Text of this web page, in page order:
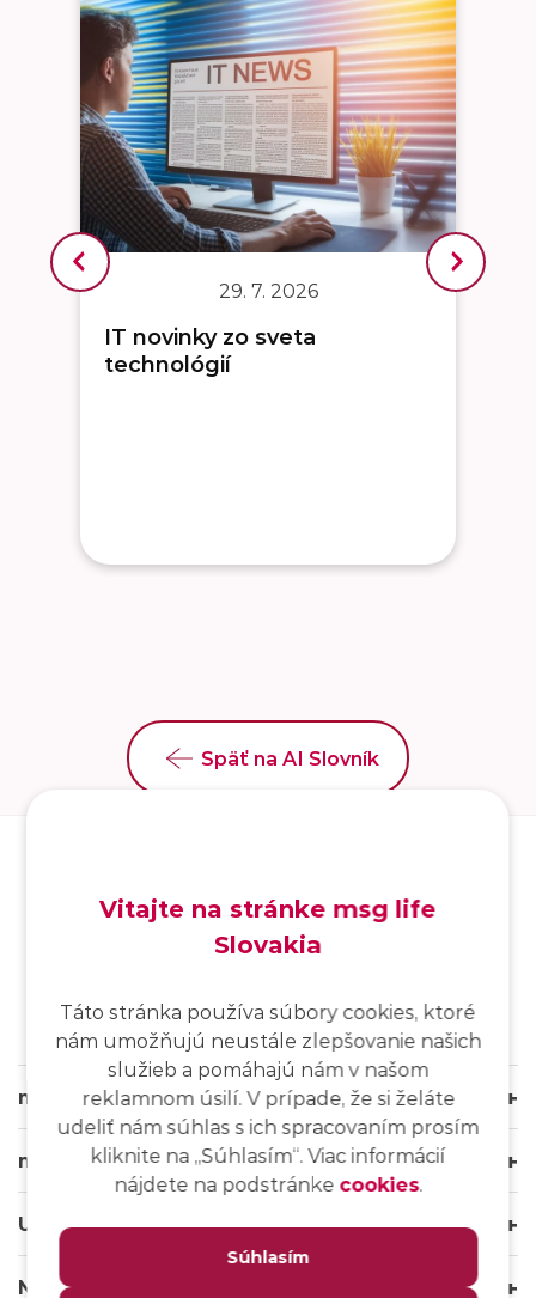
29. 7. 2026
IT novinky zo sveta
technológií
Späť na AI Slovník
SK/EN/DE
msg life Slovakia
msg life Group
Užitočné odkazy
Naše weby
Vitajte na stránke msg life
Slovakia
Táto stránka používa súbory cookies, ktoré
nám umožňujú neustále zlepšovanie našich
služieb a pomáhajú nám v našom
reklamnom úsilí. V prípade, že si želáte
udeliť nám súhlas s ich spracovaním prosím
kliknite na ,,Súhlasím“. Viac informácií
nájdete na podstránke cookies.
Súhlasím